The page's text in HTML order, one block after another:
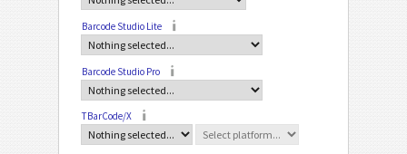
Barcode Studio Lite
Barcode Studio Pro
TBarCode/X